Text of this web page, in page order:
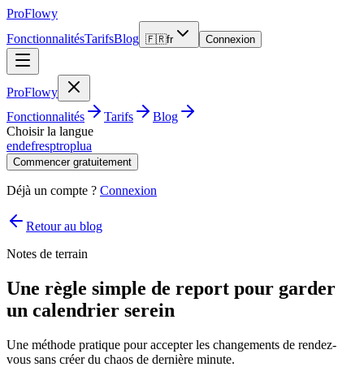
ProFlowy
FonctionnalitésTarifsBlog 🇫🇷fr Connexion
ProFlowy
Fonctionnalités
Tarifs
Blog
Choisir la langue
endefresptroplua
Commencer gratuitement
Déjà un compte ? Connexion
Retour au blog
Notes de terrain
Une règle simple de report pour garder
un calendrier serein
Une méthode pratique pour accepter les changements de rendez-
vous sans créer du chaos de dernière minute.